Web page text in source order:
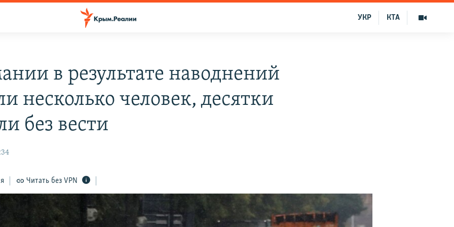
КТА
УКР
в результате наводнений
несколько человек, десятки
без вести
Читать без VPN